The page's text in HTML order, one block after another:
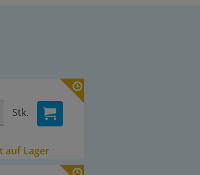
Stk.
auf Lager